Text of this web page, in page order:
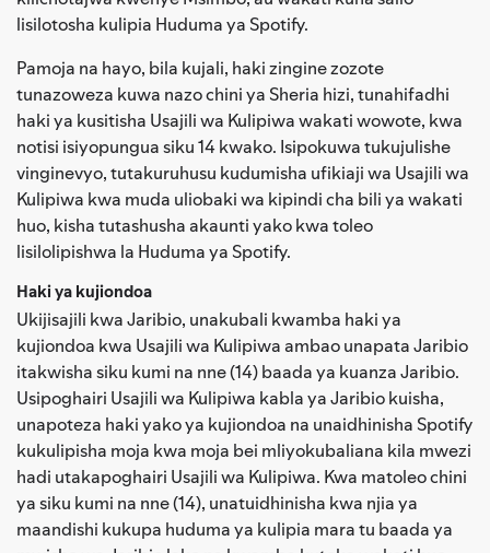
lisilotosha kulipia Huduma ya Spotify.
Pamoja na hayo, bila kujali, haki zingine zozote
tunazoweza kuwa nazo chini ya Sheria hizi, tunahifadhi
haki ya kusitisha Usajili wa Kulipiwa wakati wowote, kwa
notisi isiyopungua siku 14 kwako. Isipokuwa tukujulishe
vinginevyo, tutakuruhusu kudumisha ufikiaji wa Usajili wa
Kulipiwa kwa muda uliobaki wa kipindi cha bili ya wakati
huo, kisha tutashusha akaunti yako kwa toleo
lisilolipishwa la Huduma ya Spotify.
Haki ya kujiondoa
Ukijisajili kwa Jaribio, unakubali kwamba haki ya
kujiondoa kwa Usajili wa Kulipiwa ambao unapata Jaribio
itakwisha siku kumi na nne (14) baada ya kuanza Jaribio.
Usipoghairi Usajili wa Kulipiwa kabla ya Jaribio kuisha,
unapoteza haki yako ya kujiondoa na unaidhinisha Spotify
kukulipisha moja kwa moja bei mliyokubaliana kila mwezi
hadi utakapoghairi Usajili wa Kulipiwa. Kwa matoleo chini
ya siku kumi na nne (14), unatuidhinisha kwa njia ya
maandishi kukupa huduma ya kulipia mara tu baada ya